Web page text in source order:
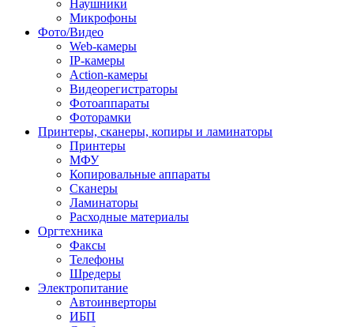
Наушники
Микрофоны
Фото/Видео
Web-камеры
IP-камеры
Action-камеры
Видеорегистраторы
Фотоаппараты
Фоторамки
Принтеры, сканеры, копиры и ламинаторы
Принтеры
МФУ
Копировальные аппараты
Сканеры
Ламинаторы
Расходные материалы
Оргтехника
Факсы
Телефоны
Шредеры
Электропитание
Автоинверторы
ИБП